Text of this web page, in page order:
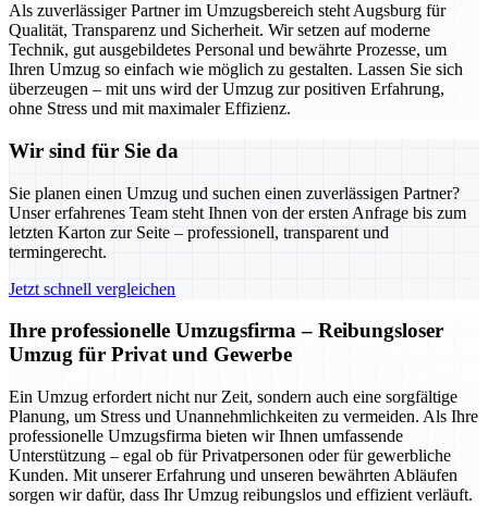
Als zuverlässiger Partner im Umzugsbereich steht Augsburg für
Qualität, Transparenz und Sicherheit. Wir setzen auf moderne
Technik, gut ausgebildetes Personal und bewährte Prozesse, um
Ihren Umzug so einfach wie möglich zu gestalten. Lassen Sie sich
überzeugen – mit uns wird der Umzug zur positiven Erfahrung,
ohne Stress und mit maximaler Effizienz.
Wir sind für Sie da
Sie planen einen Umzug und suchen einen zuverlässigen Partner?
Unser erfahrenes Team steht Ihnen von der ersten Anfrage bis zum
letzten Karton zur Seite – professionell, transparent und
termingerecht.
Jetzt schnell vergleichen
Ihre professionelle Umzugsfirma – Reibungsloser
Umzug für Privat und Gewerbe
Ein Umzug erfordert nicht nur Zeit, sondern auch eine sorgfältige
Planung, um Stress und Unannehmlichkeiten zu vermeiden. Als Ihre
professionelle Umzugsfirma bieten wir Ihnen umfassende
Unterstützung – egal ob für Privatpersonen oder für gewerbliche
Kunden. Mit unserer Erfahrung und unseren bewährten Abläufen
sorgen wir dafür, dass Ihr Umzug reibungslos und effizient verläuft.